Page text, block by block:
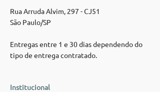
Rua Arruda Alvim, 297 - CJ51
São Paulo/SP
Entregas entre 1 e 30 dias dependendo do
tipo de entrega contratado.
Institucional